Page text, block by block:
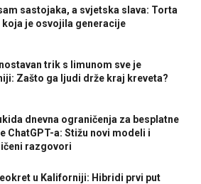
sastojaka, a svjetska slava: Torta
koja je osvojila generacije
trik s limunom sve je
Zašto ga ljudi drže kraj kreveta?
dnevna ograničenja za besplatne
ChatGPT-a: Stižu novi modeli i
razgovori
u Kaliforniji: Hibridi prvi put